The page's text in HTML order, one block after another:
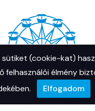
sütiket (cookie-kat)
felhasználói élmény
Elfogadom